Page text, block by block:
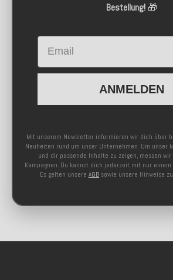
Bestellung!🎁
Email
ANMELDEN
Mit unserem Newsletter informieren wir dich über
Neuheiten rund um unser Unternehmen. Um unser
und dir passende Inhalte zu zeigen, messen
Kampagnen. Du kannst dich jederzeit mit nur einem
Es gelten unsere AGB sowie unsere Hinweise